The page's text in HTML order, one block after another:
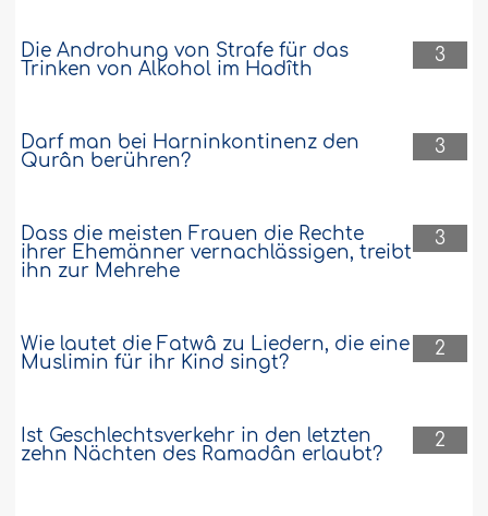
3
Die Androhung von Strafe für das
Trinken von Alkohol im Hadîth
3
Darf man bei Harninkontinenz den
Qurân berühren?
3
Dass die meisten Frauen die Rechte
ihrer Ehemänner vernachlässigen, treibt
ihn zur Mehrehe
2
Wie lautet die Fatwâ zu Liedern, die eine
Muslimin für ihr Kind singt?
2
Ist Geschlechtsverkehr in den letzten
zehn Nächten des Ramadân erlaubt?